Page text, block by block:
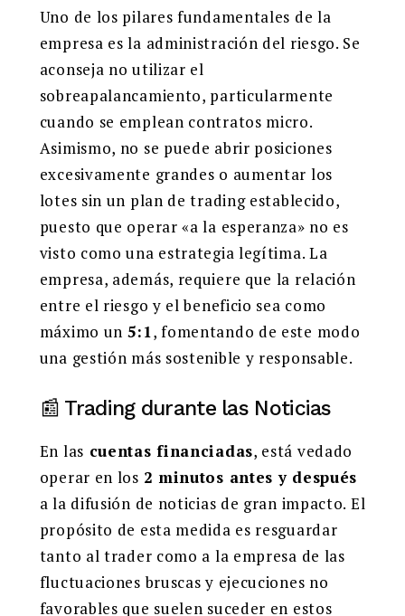
Uno de los pilares fundamentales de la
empresa es la administración del riesgo. Se
aconseja no utilizar el
sobreapalancamiento, particularmente
cuando se emplean contratos micro.
Asimismo, no se puede abrir posiciones
excesivamente grandes o aumentar los
lotes sin un plan de trading establecido,
puesto que operar «a la esperanza» no es
visto como una estrategia legítima. La
empresa, además, requiere que la relación
entre el riesgo y el beneficio sea como
máximo un 5:1, fomentando de este modo
una gestión más sostenible y responsable.
📰 Trading durante las Noticias
En las cuentas financiadas, está vedado
operar en los 2 minutos antes y después
a la difusión de noticias de gran impacto. El
propósito de esta medida es resguardar
tanto al trader como a la empresa de las
fluctuaciones bruscas y ejecuciones no
favorables que suelen suceder en estos